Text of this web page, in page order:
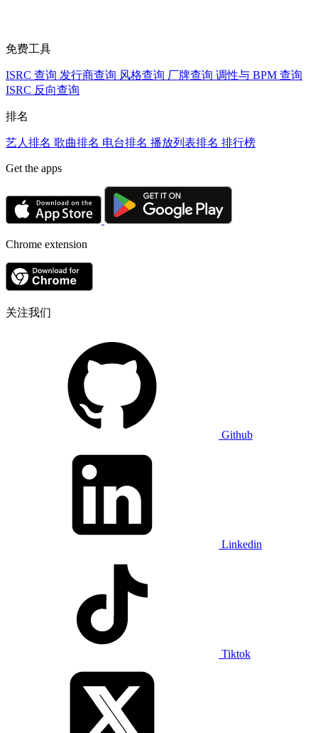
免费工具
ISRC 查询 发行商查询 风格查询 厂牌查询 调性与 BPM 查询
ISRC 反向查询
排名
艺人排名 歌曲排名 电台排名 播放列表排名 排行榜
Get the apps
Chrome extension
关注我们
Github
Linkedin
Tiktok